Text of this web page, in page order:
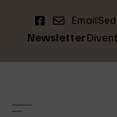
Email
Newsletter